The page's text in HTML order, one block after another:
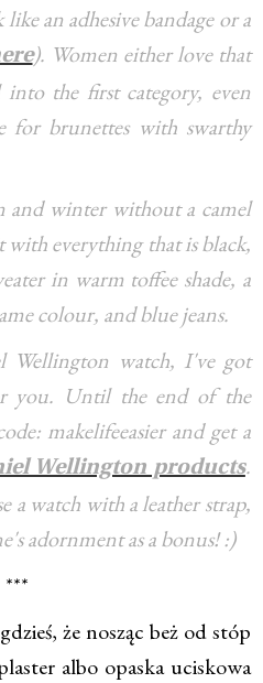
an adhesive bandage or a
). Women either love that
the first category, even
for brunettes with swarthy
winter without a camel
everything that is black,
in warm toffee shade, a
colour, and blue jeans.
watch, I've got
you. Until the end of the
makelifeeasier and get a
Wellington products.
watch with a leather strap,
adornment as a bonus! :)
***
że nosząc beż od stóp
albo opaska uciskowa